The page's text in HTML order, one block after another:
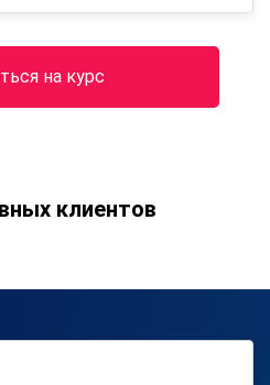
на курс
клиентов